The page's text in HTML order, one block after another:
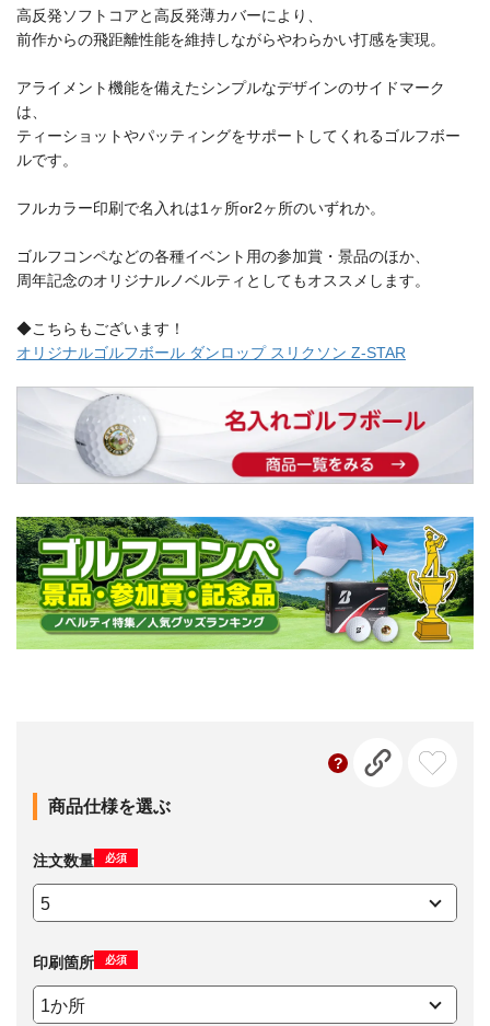
高反発ソフトコアと高反発薄カバーにより、
前作からの飛距離性能を維持しながらやわらかい打感を実現。
アライメント機能を備えたシンプルなデザインのサイドマーク
は、
ティーショットやパッティングをサポートしてくれるゴルフボー
ルです。
フルカラー印刷で名入れは1ヶ所or2ヶ所のいずれか。
ゴルフコンペなどの各種イベント用の参加賞・景品のほか、
周年記念のオリジナルノベルティとしてもオススメします。
◆こちらもございます！
オリジナルゴルフボール ダンロップ スリクソン Z-STAR
商品仕様を選ぶ
注文数量 必須
印刷箇所 必須